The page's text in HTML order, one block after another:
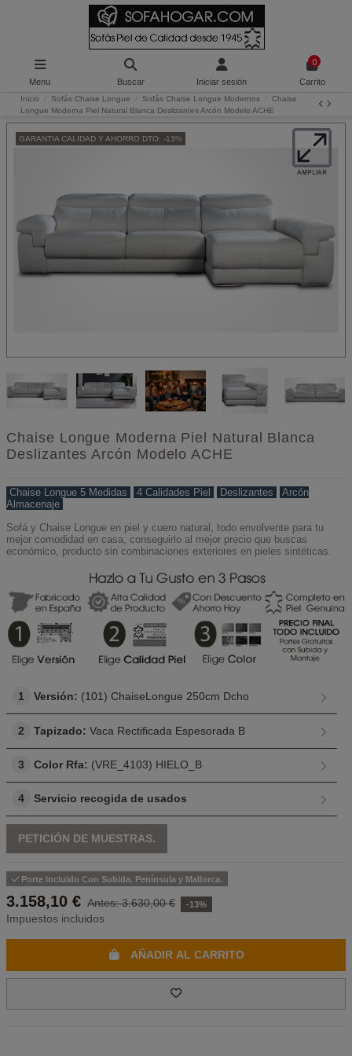
Menu Buscar Iniciar sesión
0
Carrito
Inicio Sofás Chaise Longue Sofás Chaise Longue Modernos
Chaise
Longue Moderna Piel Natural Blanca Deslizantes Arcón Modelo ACHE
GARANTIA CALIDAD Y AHORRO DTO: -13%
Chaise Longue Moderna Piel Natural Blanca
Deslizantes Arcón Modelo ACHE
Chaise Longue 5 Medidas 4 Calidades Piel Deslizantes
Arcón
Almacenaje
Sofá y Chaise Longue en piel y cuero natural, todo envolvente para tu
mejor comodidad en casa, conseguirlo al mejor precio que buscas
económico, producto sin combinaciones exteriores en pieles sintéticas.
1 Versión: (101) ChaiseLongue 250cm Dcho
2 Tapizado:Vaca Rectificada Espesorada B
3 Color Rfa: (VRE_4103) HIELO_B
4 Servicio recogida de usados
PETICIÓN DE MUESTRAS.
Porte Incluido Con Subida. Península y Mallorca.
3.158,10 € 3.630,00 € -13%
Impuestos incluidos
AÑADIR AL CARRITO